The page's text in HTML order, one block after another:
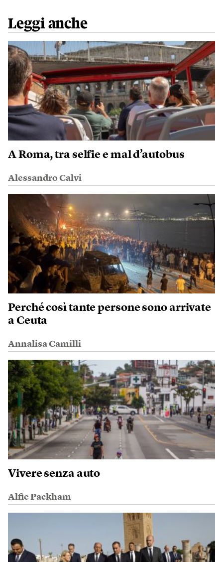
Leggi anche
A Roma, tra selfie e mal d’autobus
Alessandro Calvi
Perché così tante persone sono arrivate
a Ceuta
Annalisa Camilli
Vivere senza auto
Alfie Packham